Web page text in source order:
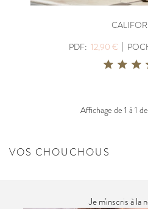
PDF: 12,90 € |
Affichage de 1 à 1
VOS CHOUCHOUS
Je m'inscris à la